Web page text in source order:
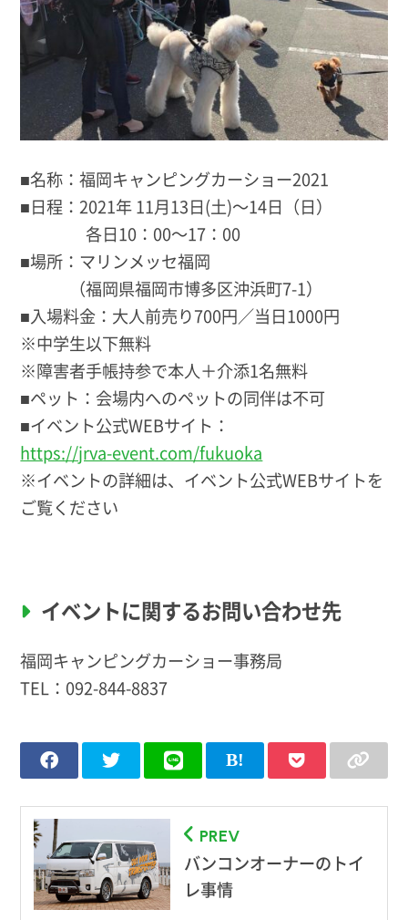
■名称：福岡キャンピングカーショー2021
■日程：2021年 11月13日(土)〜14日（日）
各日10：00～17：00
■場所：マリンメッセ福岡
（福岡県福岡市博多区沖浜町7-1）
■入場料金：大人前売り700円／当日1000円
※中学生以下無料
※障害者手帳持参で本人＋介添1名無料
■ペット：会場内へのペットの同伴は不可
■イベント公式WEBサイト：
https://jrva-event.com/fukuoka
※イベントの詳細は、イベント公式WEBサイトを
ご覧ください
イベントに関するお問い合わせ先
福岡キャンピングカーショー事務局
TEL： 092-844-8837
PREV
バンコンオーナーのトイ
レ事情